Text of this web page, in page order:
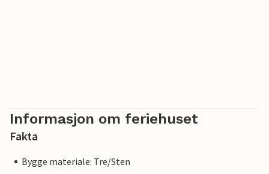
Informasjon om feriehuset
Fakta
Bygge materiale: Tre/Sten